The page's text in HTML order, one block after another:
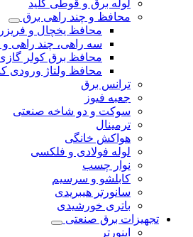
لوله برق و قوطی کلید
محافظ و چند راهی برق
محافظ یخچال و فریزر
سه راهی، چند راهی
محافظ برق کولر
محافظ ولتاژ ورودی
ترانس برق
جعبه فیوز
سوکت و دو شاخه صنعتی
ترمینال
هواکش خانگی
لوله فولادی و فلکسی
نوار چسب
کابلشو و سرسیم
سانورتر هیبریدی
باتری خورشیدی
تجهیزات برق صنعتی
اینورتر